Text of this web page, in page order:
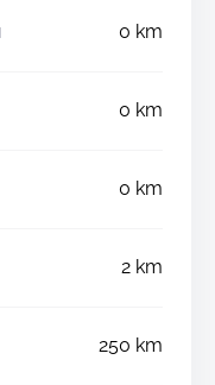
0 km
0 km
0 km
2 km
250 km